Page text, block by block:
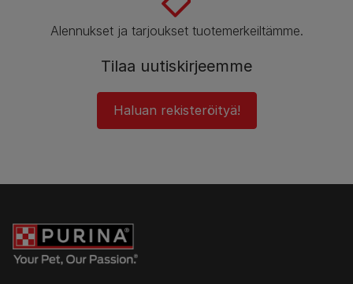
Alennukset ja tarjoukset tuotemerkeiltämme.
Tilaa uutiskirjeemme
Haluan rekisteröityä!